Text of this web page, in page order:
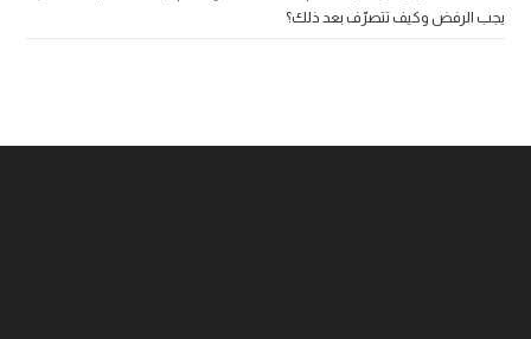
يجب الرفض وكيف تتصرّف بعد ذلك؟